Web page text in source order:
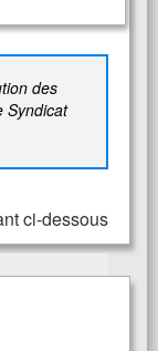
des
Syndicat
ci-dessous